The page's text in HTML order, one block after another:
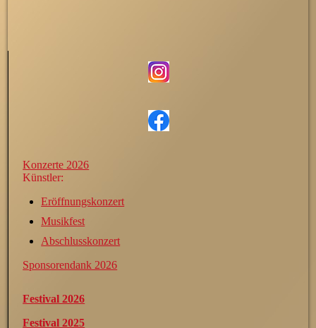
Konzerte 2026
Künstler:
Eröffnungskonzert
Musikfest
Abschlusskonzert
Sponsorendank 2026
Festival 2026
Festival 2025